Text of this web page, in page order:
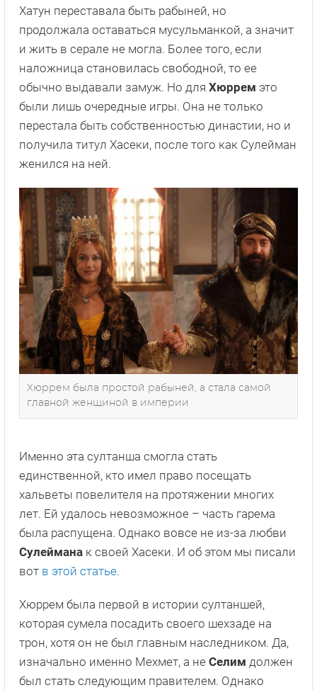
Хатун переставала быть рабыней, но
продолжала оставаться мусульманкой, а значит
и жить в серале не могла. Более того, если
наложница становилась свободной, то ее
обычно выдавали замуж. Но для Хюррем это
были лишь очередные игры. Она не только
перестала быть собственностью династии, но и
получила титул Хасеки, после того как Сулейман
женился на ней.
Хюррем была простой рабыней, а стала самой
главной женщиной в империи
Именно эта султанша смогла стать
единственной, кто имел право посещать
хальветы повелителя на протяжении многих
лет. Ей удалось невозможное – часть гарема
была распущена. Однако вовсе не из-за любви
Сулеймана к своей Хасеки. И об этом мы писали
вот в этой статье.
Хюррем была первой в истории султаншей,
которая сумела посадить своего шехзаде на
трон, хотя он не был главным наследником. Да,
изначально именно Мехмет, а не Селим должен
был стать следующим правителем. Однако